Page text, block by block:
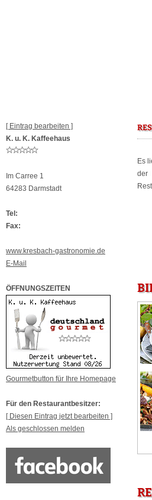
[ Eintrag bearbeiten ]
K. u. K. Kaffeehaus
Im Carree 1
64283 Darmstadt
Tel:
Fax:
www.kresbach-gastronomie.de
E-Mail
ÖFFNUNGSZEITEN
Gourmetbutton für Ihre Homepage
Für den Restaurantbesitzer:
[ Diesen Eintrag jetzt bearbeiten ]
Als geschlossen melden
Es
der